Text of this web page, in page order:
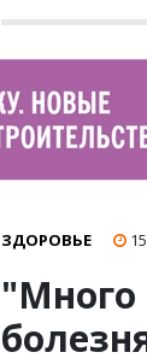
ЗДОРОВЬЕ
"Много